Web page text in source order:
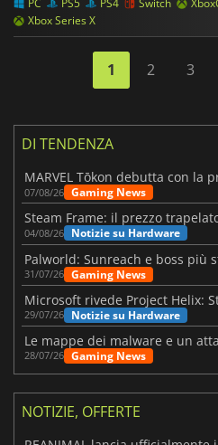
PC PS5 PS4 Switch
Xbox Series X
1 2 3
DI TENDENZA
07/08/26 Gaming News
04/08/26 Notizie su Hardware
31/07/26 Gaming News
Microsoft rivede Project Helix:
29/07/26 Notizie su Hardware
28/07/26 Gaming News
NOTIZIE, OFFERTE